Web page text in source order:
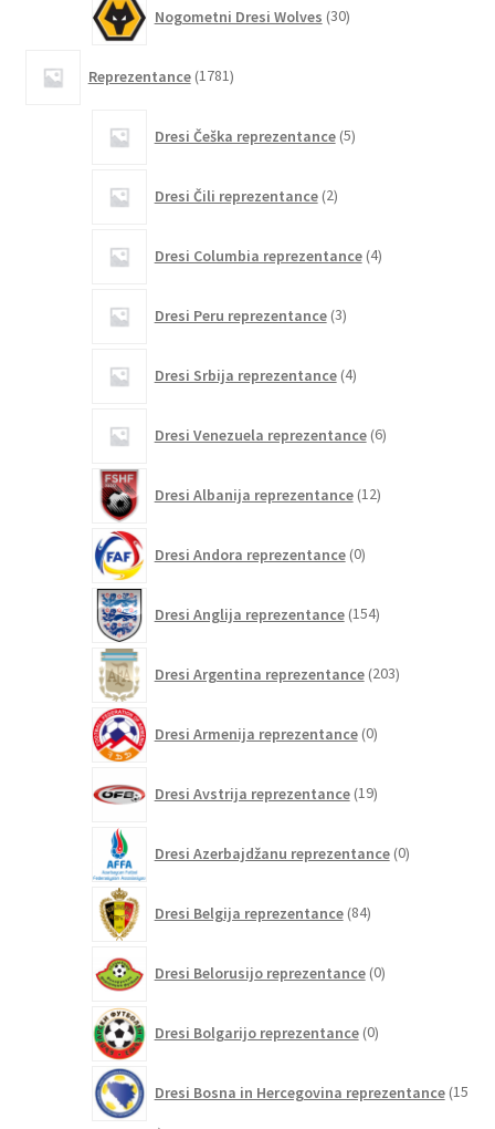
Nogometni Dresi Wolves 30izdelkov
Reprezentance 1781izdelkov
Dresi Češka reprezentance 5izdelkov
Dresi Čili reprezentance 2izdelka
Dresi Columbia reprezentance 4izdelki
Dresi Peru reprezentance 3izdelki
Dresi Srbija reprezentance 4izdelki
Dresi Venezuela reprezentance 6izdelkov
Dresi Albanija reprezentance 12izdelkov
Dresi Andora reprezentance 0izdelkov
Dresi Anglija reprezentance 154izdelkov
Dresi Argentina reprezentance 203izdelki
Dresi Armenija reprezentance 0izdelkov
Dresi Avstrija reprezentance 19izdelkov
Dresi Azerbajdžanu reprezentance 0izdelkov
Dresi Belgija reprezentance 84izdelkov
Dresi Belorusijo reprezentance 0izdelkov
Dresi Bolgarijo reprezentance 0izdelkov
Dresi Bosna in Hercegovina reprezentance 15